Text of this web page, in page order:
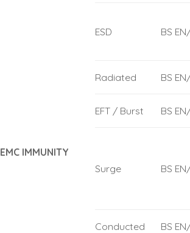
EMC IMMUNITY
ESD BS
Radiated BS
EFT / Burst BS
Surge BS
Conducted BS